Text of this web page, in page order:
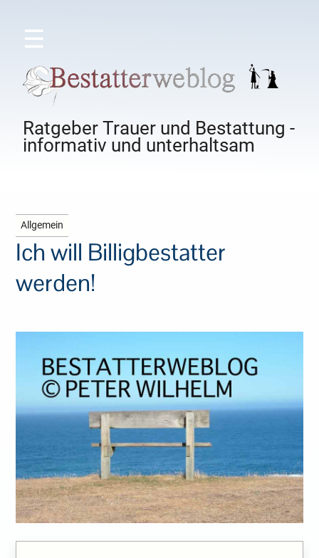
☰
Ratgeber Trauer und Bestattung -
informativ und unterhaltsam
Allgemein
Ich will Billigbestatter
werden!